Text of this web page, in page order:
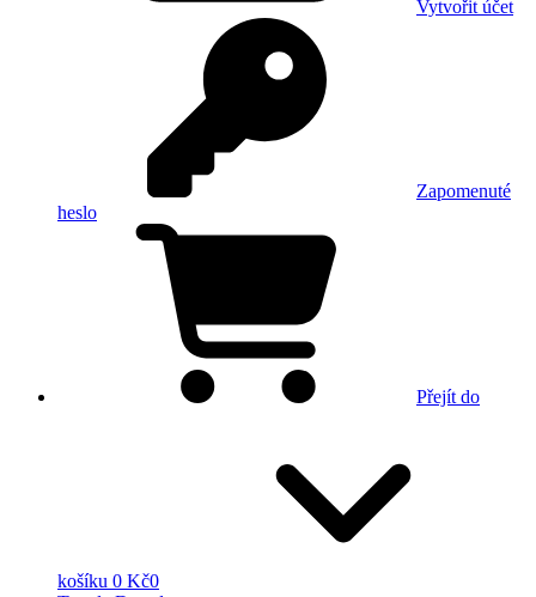
Vytvořit účet
Zapomenuté
heslo
Přejít do
košíku 0 Kč0